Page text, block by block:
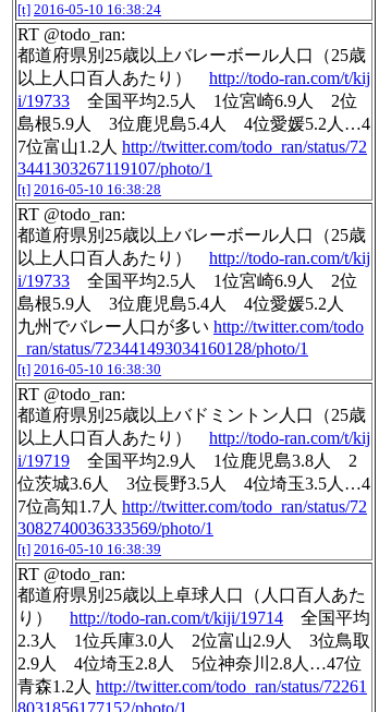
[t] 2016-05-10 16:38:24
RT @todo_ran:
都道府県別25歳以上バレーボール人口（25歳
以上人口百人あたり） http://todo-ran.com/t/kij
i/19733 全国平均2.5人 1位宮崎6.9人 2位
島根5.9人 3位鹿児島5.4人 4位愛媛5.2人…4
7位富山1.2人 http://twitter.com/todo_ran/status/72
3441303267119107/photo/1
[t] 2016-05-10 16:38:28
RT @todo_ran:
都道府県別25歳以上バレーボール人口（25歳
以上人口百人あたり） http://todo-ran.com/t/kij
i/19733 全国平均2.5人 1位宮崎6.9人 2位
島根5.9人 3位鹿児島5.4人 4位愛媛5.2人
九州でバレー人口が多い http://twitter.com/todo
_ran/status/723441493034160128/photo/1
[t] 2016-05-10 16:38:30
RT @todo_ran:
都道府県別25歳以上バドミントン人口（25歳
以上人口百人あたり） http://todo-ran.com/t/kij
i/19719 全国平均2.9人 1位鹿児島3.8人 2
位茨城3.6人 3位長野3.5人 4位埼玉3.5人…4
7位高知1.7人 http://twitter.com/todo_ran/status/72
3082740036333569/photo/1
[t] 2016-05-10 16:38:39
RT @todo_ran:
都道府県別25歳以上卓球人口（人口百人あた
り） http://todo-ran.com/t/kiji/19714 全国平均
2.3人 1位兵庫3.0人 2位富山2.9人 3位鳥取
2.9人 4位埼玉2.8人 5位神奈川2.8人…47位
青森1.2人 http://twitter.com/todo_ran/status/72261